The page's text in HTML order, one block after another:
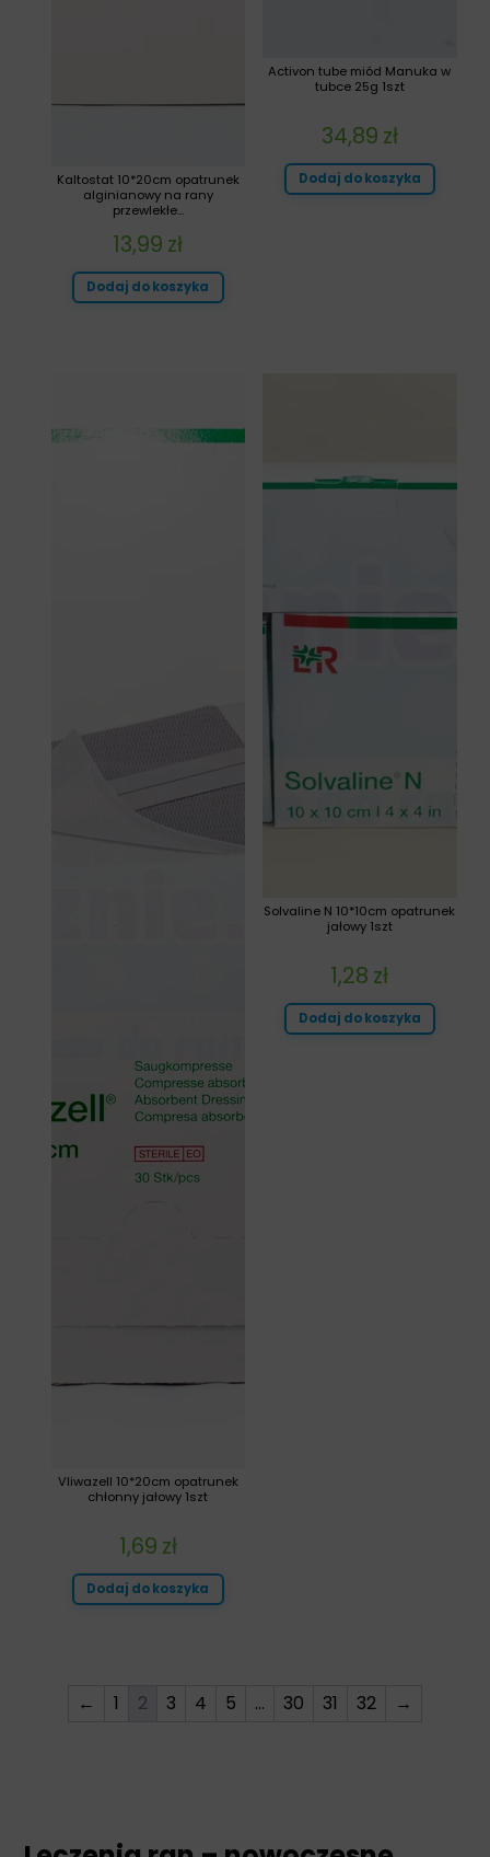
Activon tube miód Manuka w
tubce 25g 1szt
34,89 zł
Dodaj do koszyka
Kaltostat 10*20cm opatrunek
alginianowy na rany
przewlekłe...
13,99 zł
Dodaj do koszyka
Solvaline N 10*10cm opatrunek
jałowy 1szt
1,28 zł
Dodaj do koszyka
Vliwazell 10*20cm opatrunek
chłonny jałowy 1szt
1,69 zł
Dodaj do koszyka
← 1 2 3 4 5 … 30 31 32 →